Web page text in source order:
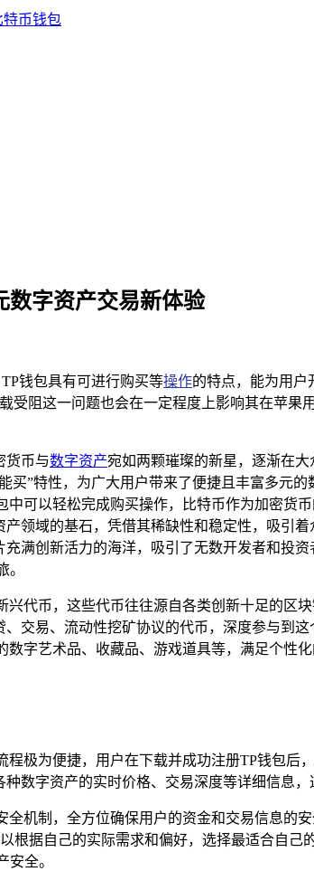
数字资产交易新体验
钱包具有可进行购买等操作的特点，能为用户
受阻这一问题也会在一定程度上影响其在苹
货币与数字资产宛如两颗璀璨的新星，逐渐在
”特性，为广大用户带来了便捷且丰富多元的
可以轻松完成购买操作，比特币作为加密货
领域的基石，凭借其稀缺性和稳定性，吸引
满创新活力的海洋，吸引了无数开发者和投
。
代币，这些代币往往源自各类创新十足的区
交易、流动性挖矿协议的代币，深度参与到
字艺术品、收藏品、游戏道具等，满足个性
极为便捷，用户在下载并成功注册TP钱包
数字资产的实时价格、交易深度等详细信息
机制，全方位确保用户的资金和交易信息的
根据自己的实际需求和偏好，选择最适合自
全。